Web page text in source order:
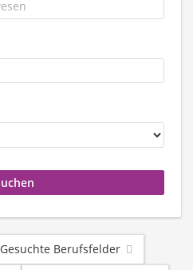
Gesuchte Berufsfelder